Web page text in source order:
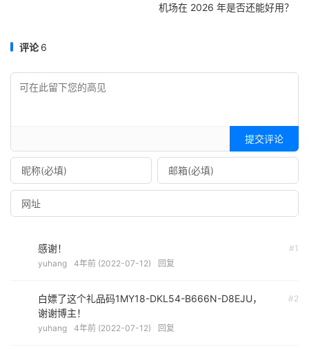
机场在 2026 年是否还能好用？
评论6
提交评论
#1
感谢！
yuhang 4年前 (2022-07-12) 回复
#2
白嫖了这个礼品码1MY18-DKL54-B666N-D8EJU，
谢谢博主！
yuhang 4年前 (2022-07-12) 回复